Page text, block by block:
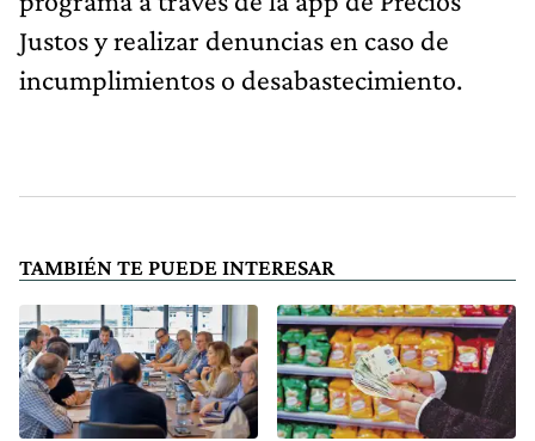
Justos y realizar denuncias en caso de
incumplimientos o desabastecimiento.
TAMBIÉN TE PUEDE INTERESAR